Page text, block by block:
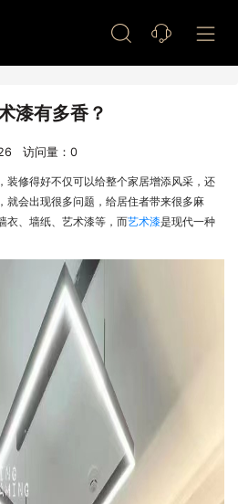
漆有多香？
访问量： 0
装修得好不仅可以给整个家居增添风采，还
就会出现很多问题，给居住者带来很多麻
衣、墙纸、艺术漆等，而艺术漆是现代一种